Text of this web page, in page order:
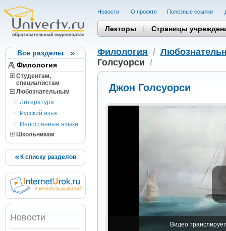
Все разделы
Филология
Студентам,
cпециалистам
Любознательным
Литература
Русский язык
Иностранные языки
Школьникам
К списку разделов
Новости
Новости О проекте Полезные cсылки
Лекторы Страницы
Филология /
Голсуорси /
Джон Голсуорси
Видео